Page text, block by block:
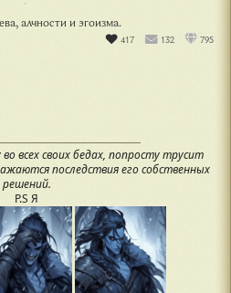
алчности и эгоизма.
417 132 795
всех своих бедах, попросту трусит
последствия его собственных
решений.
P.S Я